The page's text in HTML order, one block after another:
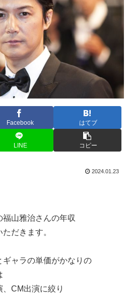
Facebook はてブ
LINE コピー
2024.01.23
山雅治さんの年収
だきます。
ャラの単価がかなりの
、CM出演に絞り